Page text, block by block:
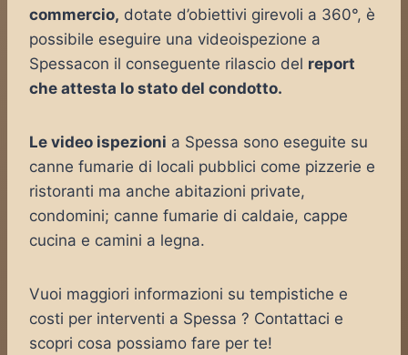
commercio, dotate d’obiettivi girevoli a 360°, è
possibile eseguire una videoispezione a
Spessacon il conseguente rilascio del report
che attesta lo stato del condotto.
Le video ispezioni a Spessa sono eseguite su
canne fumarie di locali pubblici come pizzerie e
ristoranti ma anche abitazioni private,
condomini; canne fumarie di caldaie, cappe
cucina e camini a legna.
Vuoi maggiori informazioni su tempistiche e
costi per interventi a Spessa ? Contattaci e
scopri cosa possiamo fare per te!